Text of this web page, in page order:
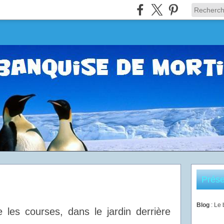
les courses, dans le jardin derrière
Blog : Le